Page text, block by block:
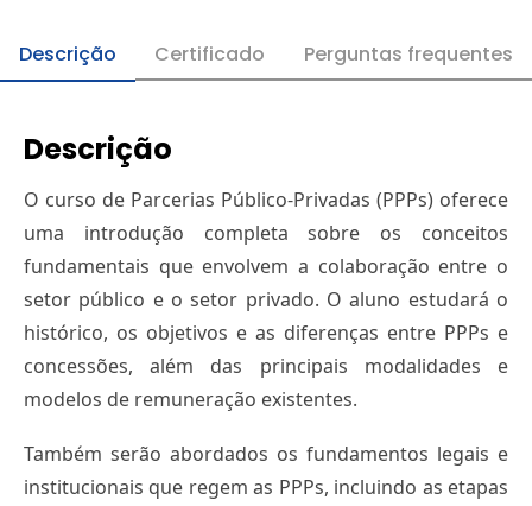
Descrição Certificado Perguntas frequentes
Descrição
O curso de Parcerias Público-Privadas (PPPs) oferece
uma introdução completa sobre os conceitos
fundamentais que envolvem a colaboração entre o
setor público e o setor privado. O aluno estudará o
histórico, os objetivos e as diferenças entre PPPs e
concessões, além das principais modalidades e
modelos de remuneração existentes.
Também serão abordados os fundamentos legais e
institucionais que regem as PPPs, incluindo as etapas